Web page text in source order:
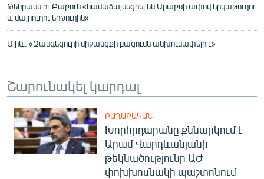
Թեհրանն ու Բաքուն «համաձայնեցրել են Արաքսի ափով երկաթուղու
և մայրուղու երթուղին»
Ալիև. «Զանգեզուրի միջանցքի բացումն անխուսափելի է»
Շարունակել կարդալ
ՔԱՂԱՔԱԿԱՆ
Խորհրդարանը քննարկում է
Արամ Վարդևանյանի
թեկնածությունը ԱԺ
փոխխոսնակի պաշտոնում